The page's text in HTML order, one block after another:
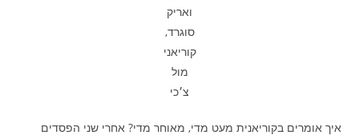
ואריק
סוגרד,
קוריאני
מול
צ׳כי
איך אומרים בקוריאנית מעט מדי, מאוחר מדי? אחרי שני הפסדים